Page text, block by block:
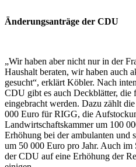
Änderungsanträge der CDU
„Wir haben aber nicht nur in der
Haushalt beraten, wir haben auch
gesucht“, erklärt Köbler. Nach
CDU gibt es auch Deckblätter, die
eingebracht werden. Dazu zählt
000 Euro für RIGG, die
Landwirtschaftskammer um 100
Erhöhung bei der ambulanten
um 50 000 Euro pro Jahr. Auch
der CDU auf eine Erhöhung der